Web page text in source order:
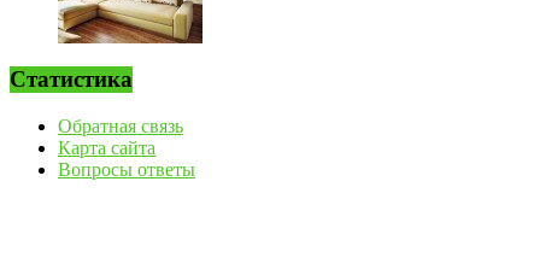
Статистика
Обратная связь
Карта сайта
Вопросы ответы